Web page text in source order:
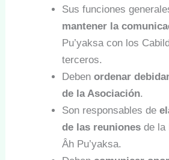
Sus funciones
mantener la
Pu’yaksa con los
terceros.
Deben ordenar
de la Asociación.
Son responsables de
de las reunionesde la
Âh Pu’yaksa.